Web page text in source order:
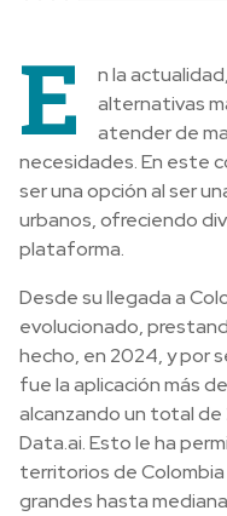
E
n la
alternativas
atender de
necesidades. En este
ser una opción al ser
urbanos, ofreciendo
plataforma.
Desde su llegada a
evolucionado,
hecho, en 2024, y por
fue la aplicación más
alcanzando un total de
Data.ai. Esto le ha
territorios de
grandes hasta